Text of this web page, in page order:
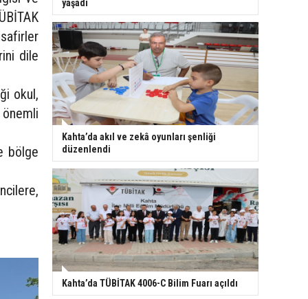
dile
okul,
bölge
yaşadı
Kahta’da akıl ve zekâ oyunları şenliği
düzenlendi
Kahta’da TÜBİTAK 4006-C Bilim Fuarı açıldı